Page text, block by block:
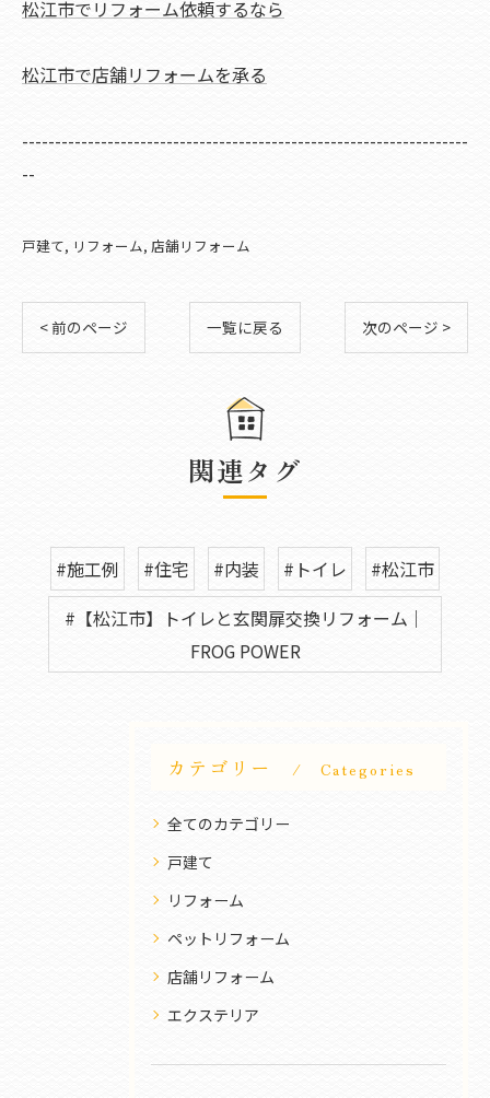
松江市でリフォーム依頼するなら
松江市で店舗リフォームを承る
--------------------------------------------------------------------
--
戸建て リフォーム 店舗リフォーム
< 前のページ 一覧に戻る 次のページ >
関連タグ
#施工例 #住宅 #内装 #トイレ
#松江市
#【松江市】トイレと玄関扉交換リフォーム｜
FROG POWER
カテゴリー Categories
全てのカテゴリー
戸建て
リフォーム
ペットリフォーム
店舗リフォーム
エクステリア